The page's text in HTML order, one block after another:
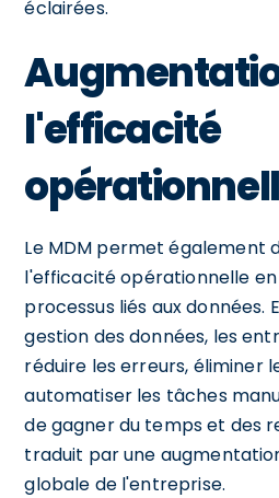
éclairées.
l'efficacité
Le MDM permet également
l'efficacité opérationnelle
processus liés aux données.
gestion des données, les
réduire les erreurs, éliminer
automatiser les tâches
de gagner du temps et des
traduit par une
globale de l'entreprise.